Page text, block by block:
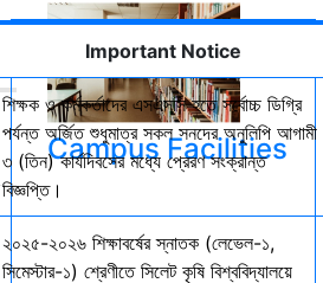
Campus Facilities
Important Notice
শিক্ষক ও কর্মকর্তাদের এসএসসি হতে সর্বোচ্চ ডিগ্রি
পর্যন্ত অর্জিত শুধুমাত্র সকল সনদের অনুলিপি আগামী
৩ (তিন) কার্যদিবসের মধ্যে প্রেরণ সংক্রান্ত
বিজ্ঞপ্তি।
২০২৫-২০২৬ শিক্ষাবর্ষের স্নাতক (লেভেল-১,
সিমেস্টার-১) শ্রেণীতে সিলেট কৃষি বিশ্ববিদ্যালয়ে